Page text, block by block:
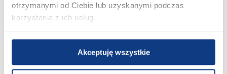
otrzymanymi od Ciebie lub uzyskanymi podczas
korzystania z ich usług.
Akceptuję wszystkie
Dodaj do koszyka
PORÓWNAJ